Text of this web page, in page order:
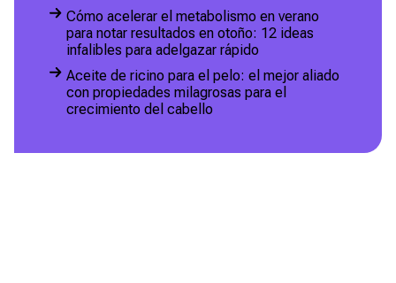
Cómo acelerar el metabolismo en verano
para notar resultados en otoño: 12 ideas
infalibles para adelgazar rápido
Aceite de ricino para el pelo: el mejor aliado
con propiedades milagrosas para el
crecimiento del cabello